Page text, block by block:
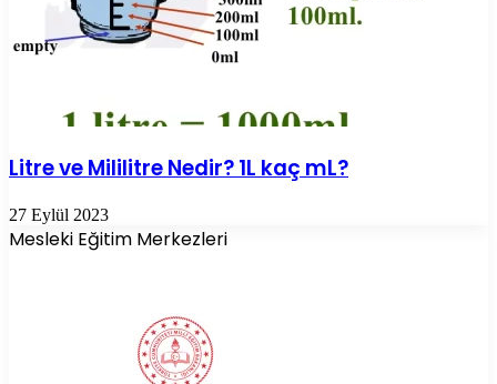
Litre ve Mililitre Nedir? 1L kaç mL?
27 Eylül 2023
Mesleki Eğitim Merkezleri